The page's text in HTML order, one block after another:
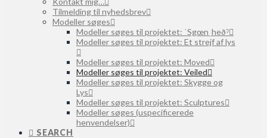
Tilmelding til nyhedsbrev
Modeller søges
Modeller søges til projektet: ˈSgœnˌheðˀ
Modeller søges til projektet: Et strejf af lys
Modeller søges til projektet: Moved
Modeller søges til projektet: Veiled
Modeller søges til projektet: Skygge og
Lys
Modeller søges til projektet: Sculptures
Modeller søges (uspecificerede
henvendelser)
SEARCH